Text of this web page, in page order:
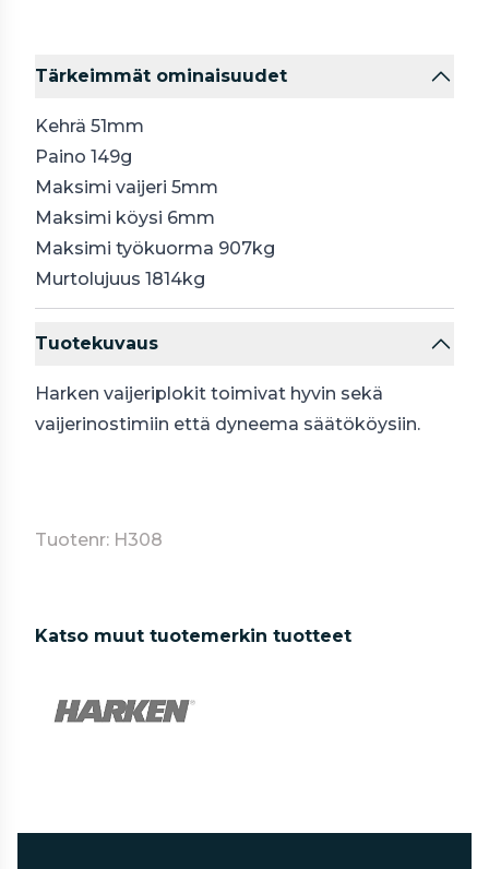
Tärkeimmät ominaisuudet
Kehrä 51mm
Paino 149g
Maksimi vaijeri 5mm
Maksimi köysi 6mm
Maksimi työkuorma 907kg
Murtolujuus 1814kg
Tuotekuvaus
Harken vaijeriplokit toimivat hyvin sekä
vaijerinostimiin että dyneema säätököysiin.
Tuotenr: H308
Katso muut tuotemerkin tuotteet